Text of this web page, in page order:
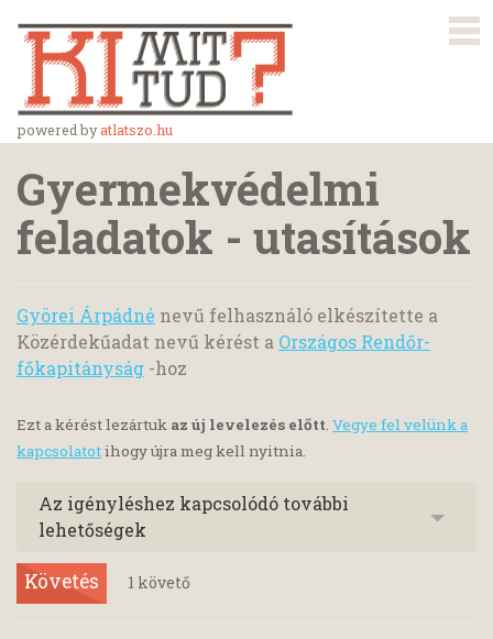
powered byatlatszo.hu
Gyermekvédelmi
feladatok - utasítások
Györei Árpádné nevű felhasználó elkészítette a
Közérdekűadat nevű kérést a Országos Rendőr-
főkapitányság -hoz
Ezt a kérést lezártuk az új levelezés előtt. Vegye fel velünk a
kapcsolatotihogy újra meg kell nyitnia.
Az igényléshez kapcsolódó további
lehetőségek
Követés 1 követő